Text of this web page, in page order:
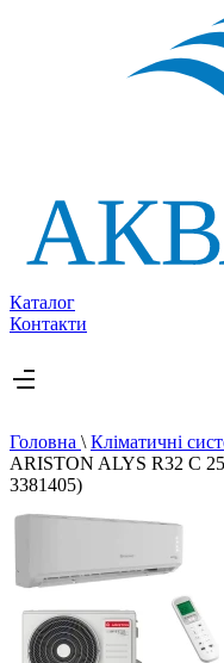
Каталог
Контакти
Головна \ Кліматичні
ARISTON ALYS R32 C
3381405)